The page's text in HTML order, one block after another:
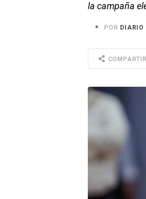
la campaña
POR DIARIO
COMPARTIR